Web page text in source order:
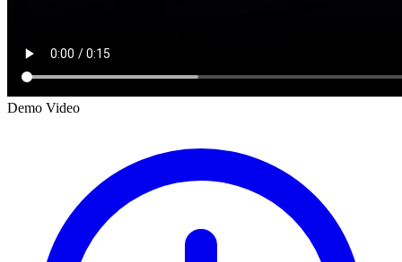
Demo Video